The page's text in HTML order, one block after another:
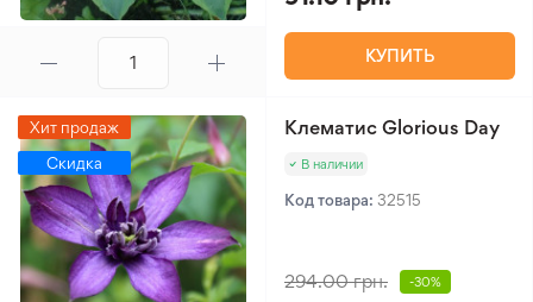
КУПИТЬ
Хит продаж
Скидка
Клематис Glorious Day
В наличии
Код товара: 32515
294.00 грн. -30%